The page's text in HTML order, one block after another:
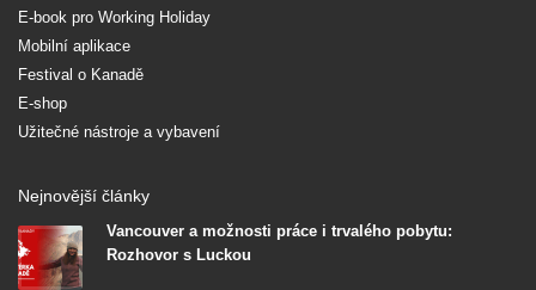
E-book pro Working Holiday
Mobilní aplikace
Festival o Kanadě
E-shop
Užitečné nástroje a vybavení
Nejnovější články
Vancouver a možnosti práce i trvalého pobytu:
Rozhovor s Luckou